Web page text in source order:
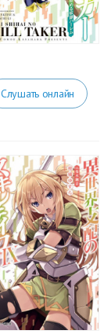
Слушать онлайн